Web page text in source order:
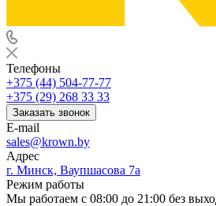
Телефоны
+375 (44) 504-77-77
+375 (29) 268 33 33
Заказать звонок
E-mail
sales@krown.by
Адрес
г. Минск, Ваупшасова 7а
Режим работы
Мы работаем с 08:00 до 21:00 без